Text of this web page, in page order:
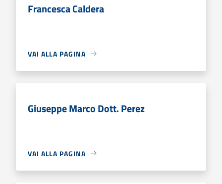
Francesca Caldera
VAI ALLA PAGINA
Giuseppe Marco Dott. Perez
VAI ALLA PAGINA